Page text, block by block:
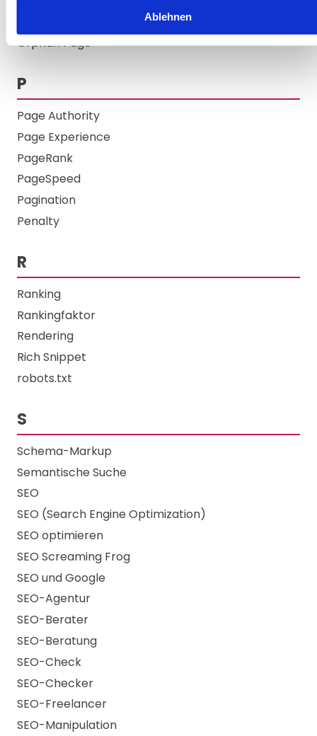
Ablehnen
Orphan Page
P
Page Authority
Page Experience
PageRank
PageSpeed
Pagination
Penalty
R
Ranking
Rankingfaktor
Rendering
Rich Snippet
robots.txt
S
Schema-Markup
Semantische Suche
SEO
SEO (Search Engine Optimization)
SEO optimieren
SEO Screaming Frog
SEO und Google
SEO-Agentur
SEO-Berater
SEO-Beratung
SEO-Check
SEO-Checker
SEO-Freelancer
SEO-Manipulation